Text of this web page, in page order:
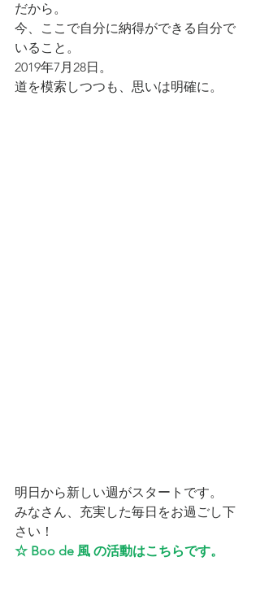
だから。
今、ここで自分に納得ができる自分で
いること。
2019年7月28日。
道を模索しつつも、思いは明確に。
明日から新しい週がスタートです。
みなさん、充実した毎日をお過ごし下
さい！
☆ Boo de 風 の活動はこちらです。